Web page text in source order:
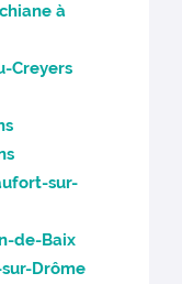
à
Creyers
sur-
de-Baix
Drôme